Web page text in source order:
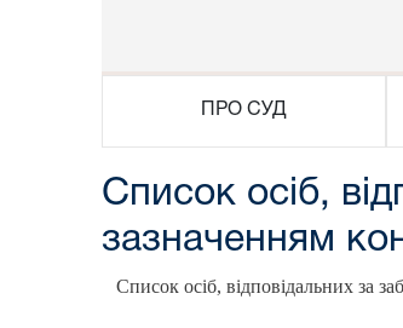
ПРО СУД
Список осіб,
зазначенням
Список осіб, відповідальних за